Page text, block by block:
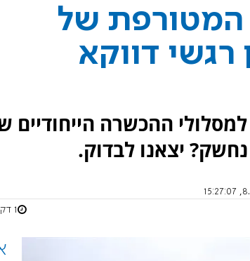
המטורפת של
רגשי דווקא
ההכשרה הייחודיים
יצאנו לבדוק.
1 דקות